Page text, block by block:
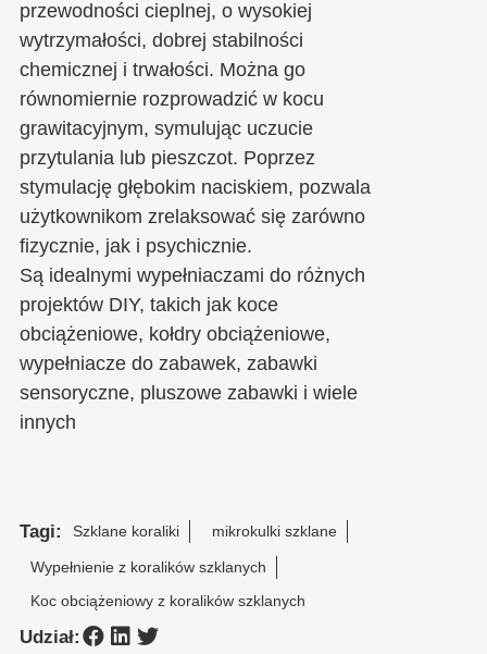
przewodności cieplnej, o wysokiej
wytrzymałości, dobrej stabilności
chemicznej i trwałości. Można go
równomiernie rozprowadzić w kocu
grawitacyjnym, symulując uczucie
przytulania lub pieszczot. Poprzez
stymulację głębokim naciskiem, pozwala
użytkownikom zrelaksować się zarówno
fizycznie, jak i psychicznie.
Są idealnymi wypełniaczami do różnych
projektów DIY, takich jak koce
obciążeniowe, kołdry obciążeniowe,
wypełniacze do zabawek, zabawki
sensoryczne, pluszowe zabawki i wiele
innych
Tagi: Szklane koraliki mikrokulki szklane
Wypełnienie z koralików szklanych
Koc obciążeniowy z koralików szklanych
Udział: